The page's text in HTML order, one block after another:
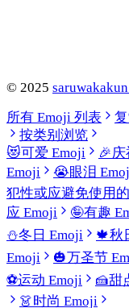
© 2025
所有 Emoji 列表
按类别浏览
😻可爱 Emoji 🎉庆
Emoji
😭眼泪
犯性或应避免使用
应 Emoji
🤪有趣
⛄冬日 Emoji 🍁秋
Emoji
🎃万圣节
⚽运动 Emoji 🍰甜
👗时尚 Emoji